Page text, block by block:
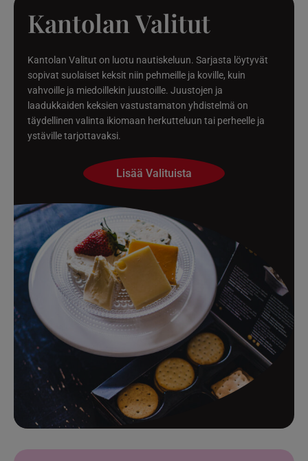
Kantolan Valitut
Kantolan Valitut on luotu nautiskeluun. Sarjasta löytyvät
sopivat suolaiset keksit niin pehmeille ja koville, kuin
vahvoille ja miedoillekin juustoille. Juustojen ja
laadukkaiden keksien vastustamaton yhdistelmä on
täydellinen valinta ikiomaan herkutteluun tai perheelle ja
ystäville tarjottavaksi.
Lisää Valituista